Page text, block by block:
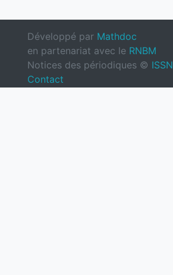
Développé par Mathdoc
en partenariat avec le RNBM
Notices des périodiques © ISSN
Contact